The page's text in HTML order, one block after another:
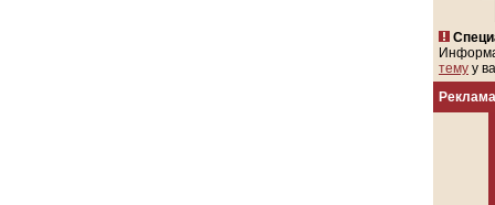
тему у
Реклама